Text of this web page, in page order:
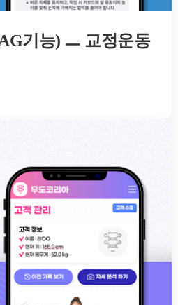
기능) ㅡ 교정운동